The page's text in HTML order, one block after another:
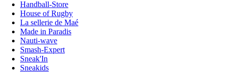
Handball-Store
House of Rugby
La sellerie de Maé
Made in Paradis
Nauti-wave
Smash-Expert
Sneak'In
Sneakids